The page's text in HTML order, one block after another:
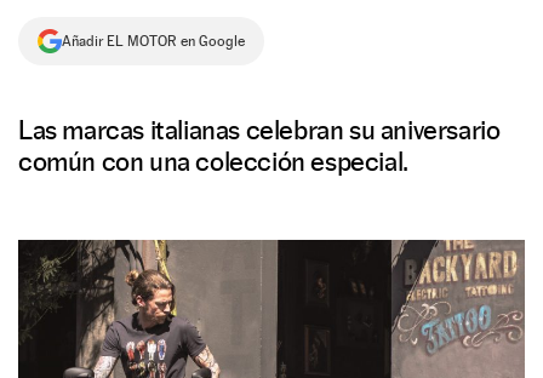
NEWSLETTER
Añadir EL MOTOR en Google
Las marcas italianas celebran su aniversario
común con una colección especial.